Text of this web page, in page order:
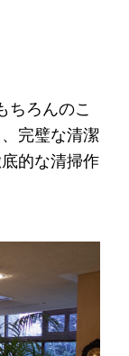
ちろんのこ
完璧な清潔
的な清掃作